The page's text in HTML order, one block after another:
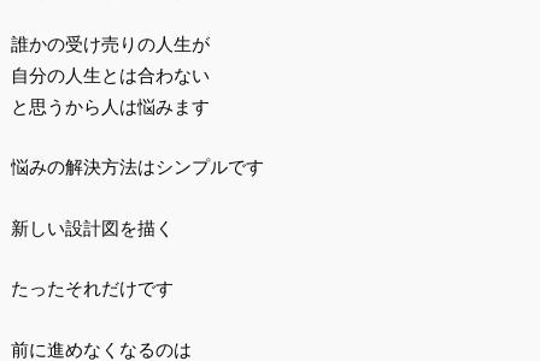
誰かの受け売りの人生が
自分の人生とは合わない
と思うから人は悩みます
悩みの解決方法はシンプルです
新しい設計図を描く
たったそれだけです
前に進めなくなるのは